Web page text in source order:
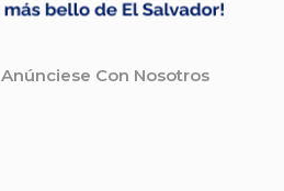
Anúnciese Con Nosotros